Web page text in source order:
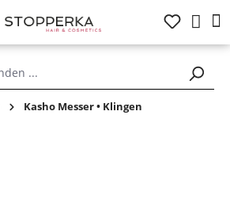
Kasho Messer • Klingen